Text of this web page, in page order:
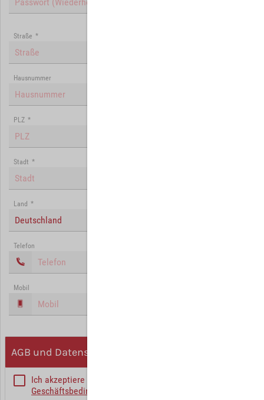
Straße *
Hausnummer
PLZ *
Stadt *
Land *
Deutschland
Telefon
Mobil
AGB und Datenschutz
Ich akzeptiere die
Geschäftsbedingungen